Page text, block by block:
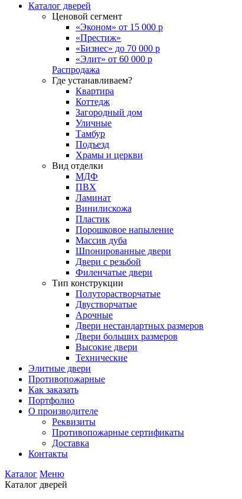
Каталог дверей
Ценовой сегмент
«Эконом» от 15 000 р
«Престиж»
«Бизнес» до 70 000 р
«Элит» от 60 000 р
Распродажа
Где устанавливаем?
Квартира
Коттедж
Загородный дом
Уличные
Тамбур
Подъезд
Храмы и церкви
Вид отделки
МДФ
ПВХ
Ламинат
Винилискожа
Пластик
Порошковое напыление
Массив дуба
Шпонированные двери
Двери с резьбой
Филенчатые двери
Тип конструкции
Полуторастворчатые
Двустворчатые
Арочные
Двери нестандартных размеров
Двери больших размеров
Высокие двери
Технические
Элитные двери
Противопожарные
Как заказать
Портфолио
О производителе
Реквизиты
Противопожарные сертификаты
Доставка
Контакты
Каталог Меню
Каталог дверей